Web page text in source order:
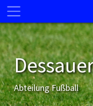
Abteilung Fußball